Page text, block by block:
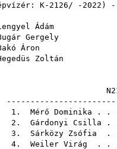
K-
Ádám
Gergely
Áron
Zoltán
1. Mérő Dominika . .
2. Gárdonyi Csilla .
3. Sárközy Zsófia .
4. Weiler Virág . .